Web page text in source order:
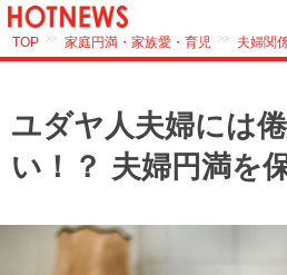
TOP >> 家庭円満・家族愛・育児 >> 夫婦関
ユダヤ人夫婦には
い！？ 夫婦円満を